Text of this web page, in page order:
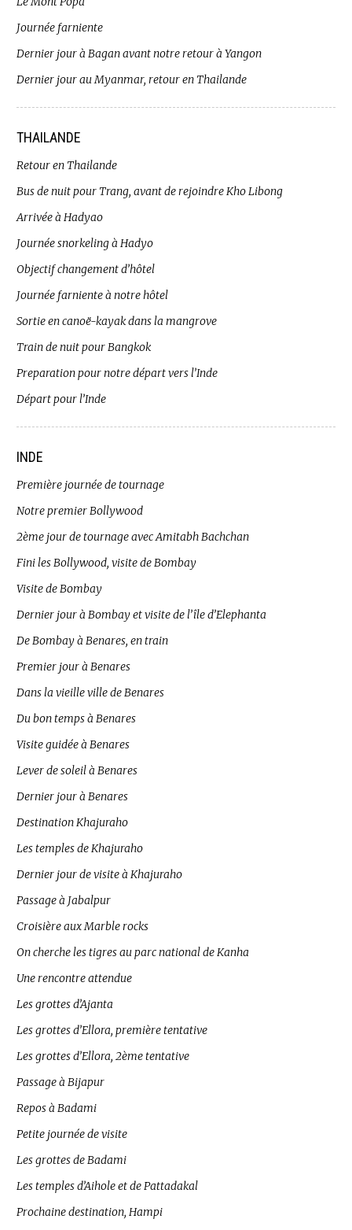
Journée farniente
Dernier jour à Bagan avant notre retour à Yangon
Dernier jour au Myanmar, retour en Thailande
THAILANDE
Retour en Thailande
Bus de nuit pour Trang, avant de rejoindre Kho Libong
Arrivée à Hadyao
Journée snorkeling à Hadyo
Objectif changement d’hôtel
Journée farniente à notre hôtel
Sortie en canoë-kayak dans la mangrove
Train de nuit pour Bangkok
Preparation pour notre départ vers l’Inde
Départ pour l’Inde
INDE
Première journée de tournage
Notre premier Bollywood
2ème jour de tournage avec Amitabh Bachchan
Fini les Bollywood, visite de Bombay
Visite de Bombay
Dernier jour à Bombay et visite de l’île d’Elephanta
De Bombay à Benares, en train
Premier jour à Benares
Dans la vieille ville de Benares
Du bon temps à Benares
Visite guidée à Benares
Lever de soleil à Benares
Dernier jour à Benares
Destination Khajuraho
Les temples de Khajuraho
Dernier jour de visite à Khajuraho
Passage à Jabalpur
Croisière aux Marble rocks
On cherche les tigres au parc national de Kanha
Une rencontre attendue
Les grottes d’Ajanta
Les grottes d’Ellora, première tentative
Les grottes d’Ellora, 2ème tentative
Passage à Bijapur
Repos à Badami
Petite journée de visite
Les grottes de Badami
Les temples d’Aihole et de Pattadakal
Prochaine destination, Hampi